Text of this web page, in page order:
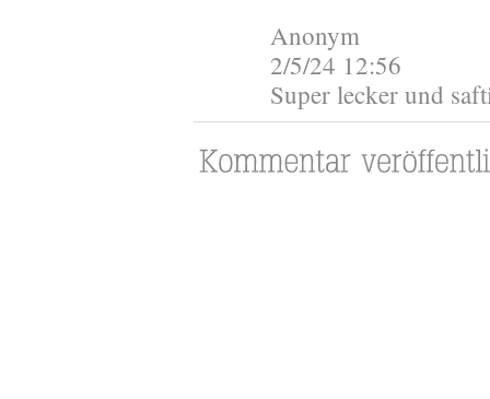
Anonym
2/5/24 12:56
Super lecker und